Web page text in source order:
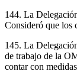
144. La
Consideró que los
145. La
de trabajo de la
contar con